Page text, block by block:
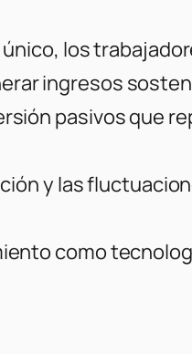
los
ingresos
pasivos que
y las
como